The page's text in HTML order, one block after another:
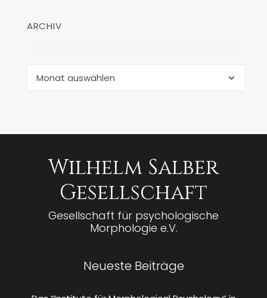
ARCHIV
Wilhelm Salber
Gesellschaft
Gesellschaft für psychologische
Morphologie e.V.
Neueste Beiträge